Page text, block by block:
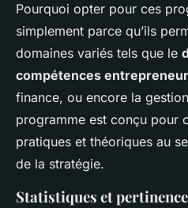
Pourquoi opter pour ces
simplement parce qu’ils
domaines variés tels que le
compétences
finance, ou encore la
programme est conçu pour
pratiques et théoriques au
de la stratégie.
Statistiques et pertinence